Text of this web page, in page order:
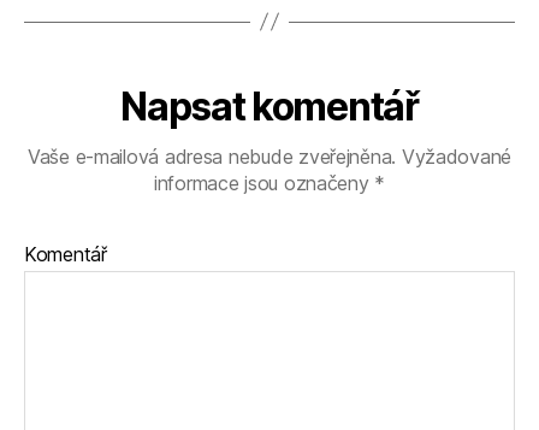
Napsat komentář
Vaše e-mailová adresa nebude zveřejněna. Vyžadované
informace jsou označeny *
Komentář